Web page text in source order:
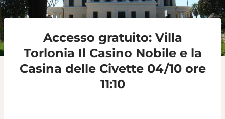
Accesso gratuito: Villa
Torlonia Il Casino Nobile e la
Casina delle Civette 04/10 ore
11:10